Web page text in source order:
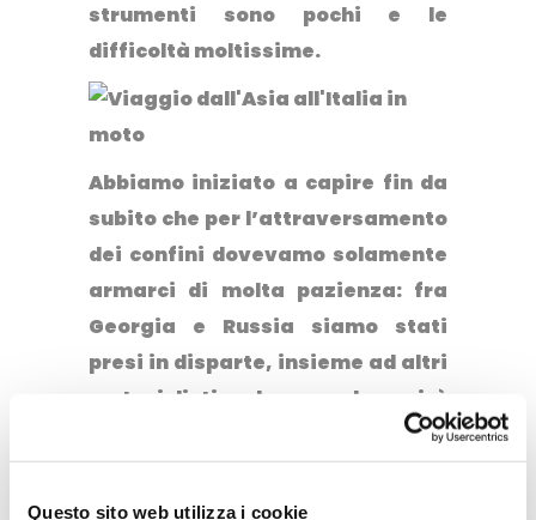
Questo sito web utilizza i cookie
strumenti sono pochi e le
difficoltà moltissime.
Abbiamo iniziato a capire fin da
subito che per l’attraversamento
dei confini dovevamo solamente
armarci di molta pazienza: fra
Georgia e Russia siamo stati
presi in disparte, insieme ad altri
motociclisti, e la procedura si è
fatta lunga e faticosa. Ci siamo
ritrovati dall’altra parte solo
quando il buio era già calato da